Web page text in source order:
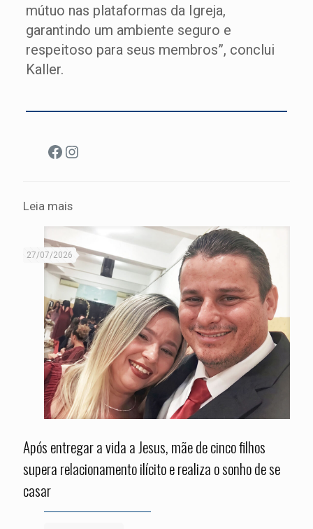
mútuo nas plataformas da Igreja,
garantindo um ambiente seguro e
respeitoso para seus membros”, conclui
Kaller.
Facebook
Instagram
Leia mais
27/07/2026
Após entregar a vida a Jesus, mãe de cinco filhos
supera relacionamento ilícito e realiza o sonho de se
casar